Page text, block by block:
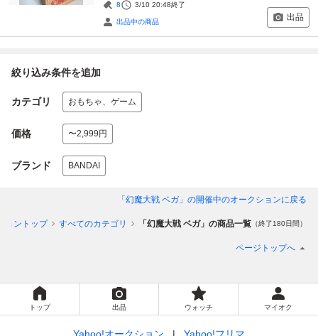
8 3/10 20:48終了
出品中の商品 出品
絞り込み条件を追加
カテゴリ おもちゃ、ゲーム
価格 〜2,999円
ブランド BANDAI
「幻魔大戦 ベガ」 の開催中のオークションに戻る
ョントップ すべてのカテゴリ 「幻魔大戦 ベガ」の商品一覧 （終了180日間）
ページトップへ
トップ 出品 ウォッチ マイオク
Yahoo!オークション Yahoo!フリマ